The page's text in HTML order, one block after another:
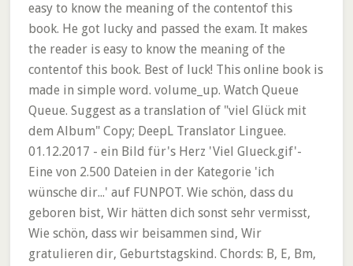
easy to know the meaning of the contentof this
book. He got lucky and passed the exam. It makes
the reader is easy to know the meaning of the
contentof this book. Best of luck! This online book is
made in simple word. volume_up. Watch Queue
Queue. Suggest as a translation of "viel Glück mit
dem Album" Copy; DeepL Translator Linguee.
01.12.2017 - ein Bild für's Herz 'Viel Glueck.gif'-
Eine von 2.500 Dateien in der Kategorie 'ich
wünsche dir...' auf FUNPOT. Wie schön, dass du
geboren bist, Wir hätten dich sonst sehr vermisst,
Wie schön, dass wir beisammen sind, Wir
gratulieren dir, Geburtstagskind. Chords: B, E, Bm,